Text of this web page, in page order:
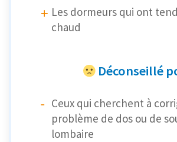
Les dormeurs qui ont
chaud
Déconseillé
Ceux qui cherchent à
problème de dos ou de
lombaire